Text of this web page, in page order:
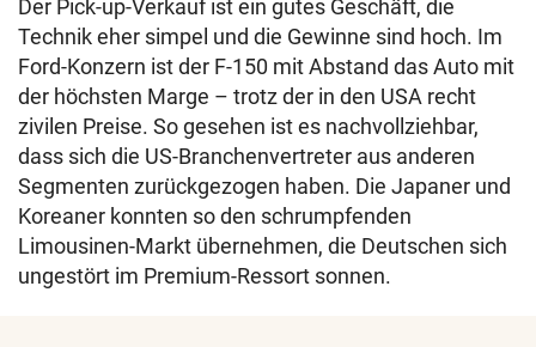
Der Pick-up-Verkauf ist ein gutes Geschäft, die
Technik eher simpel und die Gewinne sind hoch. Im
Ford-Konzern ist der F-150 mit Abstand das Auto mit
der höchsten Marge – trotz der in den USA recht
zivilen Preise. So gesehen ist es nachvollziehbar,
dass sich die US-Branchenvertreter aus anderen
Segmenten zurückgezogen haben. Die Japaner und
Koreaner konnten so den schrumpfenden
Limousinen-Markt übernehmen, die Deutschen sich
ungestört im Premium-Ressort sonnen.